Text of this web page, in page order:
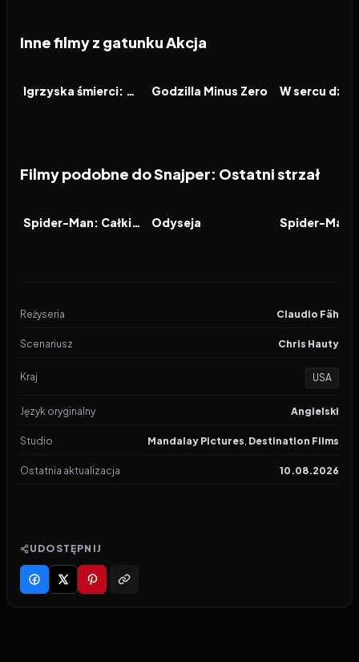
Inne filmy z gatunku Akcja
FILM Igrzyska śmierci: Wschód słońca w dniu dożynek FILM
Godzilla Minus Zero FILM
W sercu
Filmy podobne do Snajper: Ostatni strzał
FILM Spider-Man: Całkiem nowy dzień FILM
Odyseja FILM
Reżyseria Claudio Fäh
Scenariusz Chris Hauty
Kraj USA
Język oryginalny Angielski
Studio Mandalay Pictures, Destination Films
Ostatnia aktualizacja 10.08.2026
UDOSTĘPNIJ